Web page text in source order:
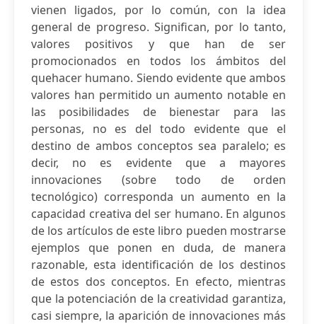
vienen ligados, por lo común, con la idea
general de progreso. Significan, por lo tanto,
valores positivos y que han de ser
promocionados en todos los ámbitos del
quehacer humano. Siendo evidente que ambos
valores han permitido un aumento notable en
las posibilidades de bienestar para las
personas, no es del todo evidente que el
destino de ambos conceptos sea paralelo; es
decir, no es evidente que a mayores
innovaciones (sobre todo de orden
tecnológico) corresponda un aumento en la
capacidad creativa del ser humano. En algunos
de los artículos de este libro pueden mostrarse
ejemplos que ponen en duda, de manera
razonable, esta identificación de los destinos
de estos dos conceptos. En efecto, mientras
que la potenciación de la creatividad garantiza,
casi siempre, la aparición de innovaciones más